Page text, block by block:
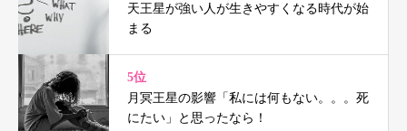
天王星が強い人が生きやすくなる時代が始
まる
5位
月冥王星の影響「私には何もない。。。死
にたい」と思ったなら！